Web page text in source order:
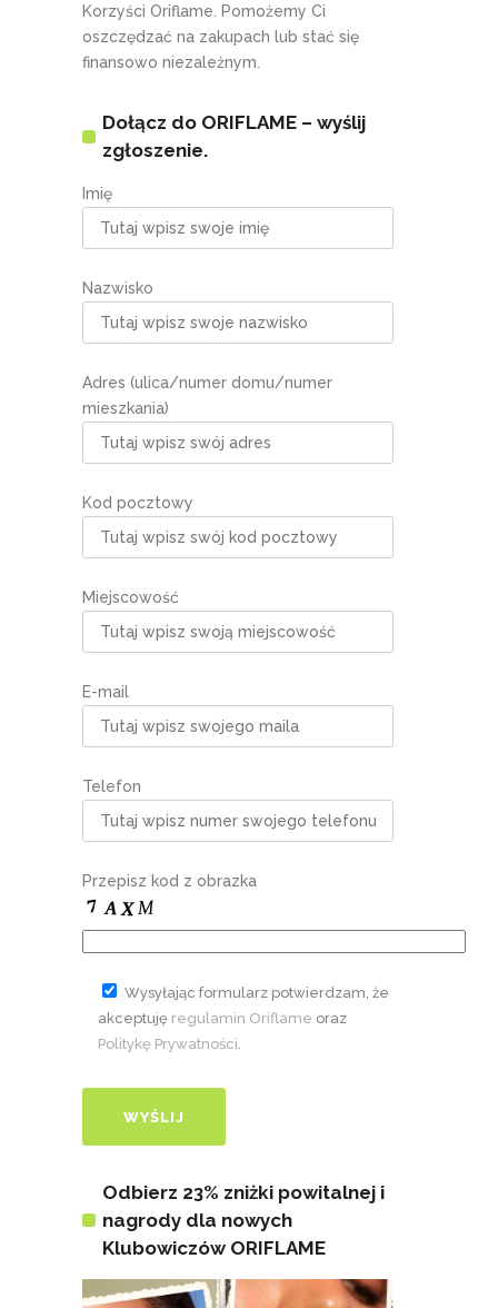
Korzyści Oriflame. Pomożemy Ci
oszczędzać na zakupach lub stać się
finansowo niezależnym.
Dołącz do ORIFLAME – wyślij
zgłoszenie.
Imię
Nazwisko
Adres (ulica/numer domu/numer
mieszkania)
Kod pocztowy
Miejscowość
E-mail
Telefon
Przepisz kod z obrazka
Wysyłając formularz potwierdzam, że
akceptuję regulamin Oriflame oraz
Politykę Prywatności
Odbierz 23% zniżki powitalnej i
nagrody dla nowych
Klubowiczów ORIFLAME